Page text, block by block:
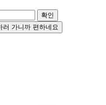
확인
결제하고 몇일 뒤에 장착하러 가니까 편하네요